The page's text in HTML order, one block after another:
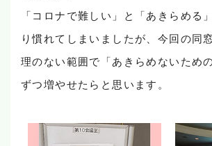
「コロナで難しい」と「あきらめる
り慣れてしまいましたが、今回の同
理のない範囲で「あきらめないため
ずつ増やせたらと思います。